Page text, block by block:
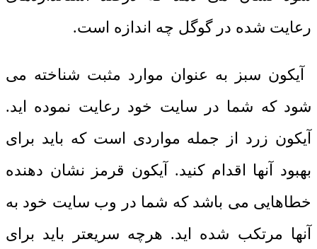
رعایت شده در گوگل چه اندازه است.
آیکون سبز به عنوان موارد مثبت شناخته می
شود که شما در سایت خود رعایت نموده اید.
آیکون زرد از جمله مواردی است که باید برای
بهبود آنها اقدام کنید. آیکون قرمز نشان دهنده
خطاهایی می باشد که شما در وب سایت خود به
آنها مرتکب شده اید. هرچه سریعتر باید برای